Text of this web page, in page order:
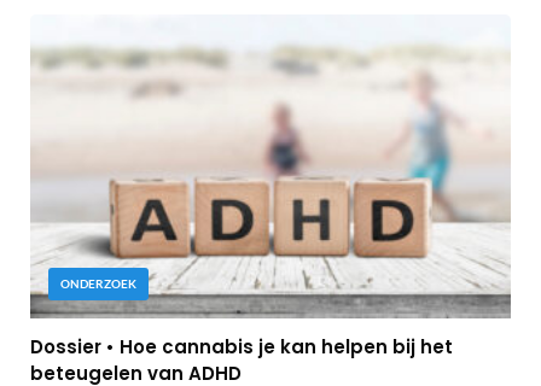
ONDERZOEK
Dossier • Hoe cannabis je kan helpen bij het
beteugelen van ADHD